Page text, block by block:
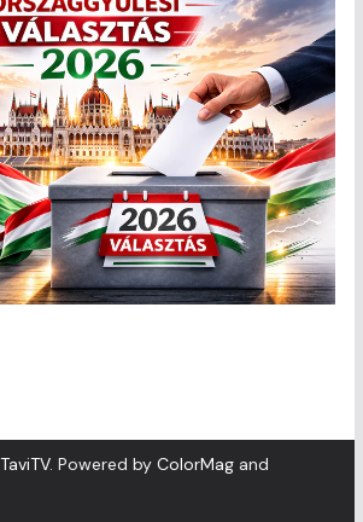
TaviTV. Powered by ColorMagand